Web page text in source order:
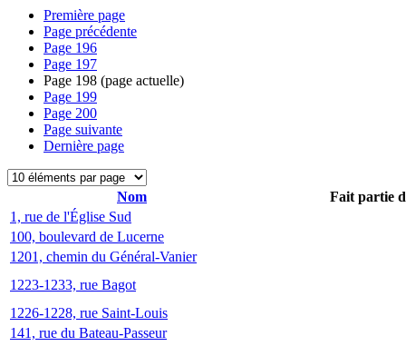
Première page
Page précédente
Page 196
Page 197
Page 198 (page actuelle)
Page 199
Page 200
Page suivante
Dernière page
Nom
Fait partie
1, rue de l'Église Sud
100, boulevard de Lucerne
1201, chemin du Général-Vanier
1223-1233, rue Bagot
1226-1228, rue Saint-Louis
141, rue du Bateau-Passeur